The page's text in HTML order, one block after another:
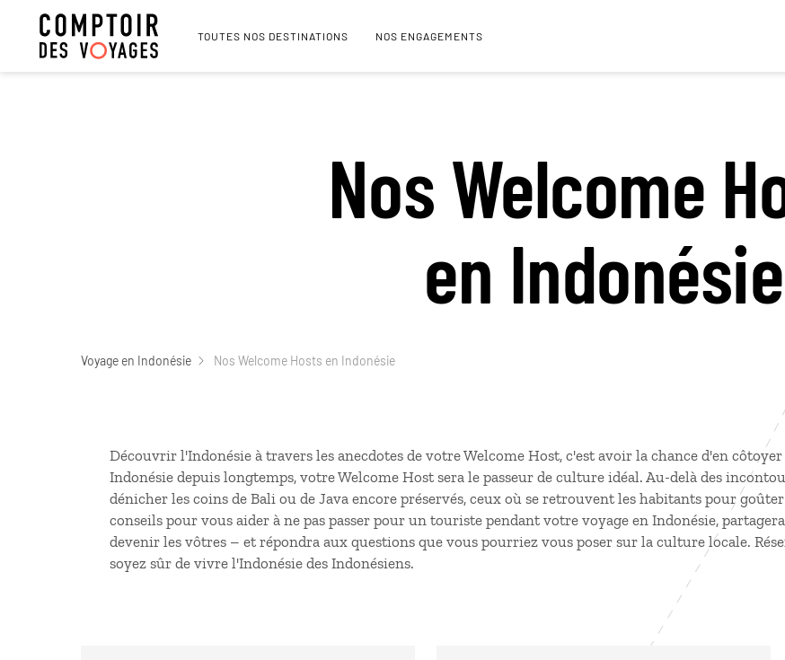
TOUTES NOS DESTINATIONS NOS ENGAGEMENTS
Nos Welcome
en Indonésie
Voyage en Indonésie Nos Welcome Hosts en Indonésie
Découvrir l'Indonésie à travers les anecdotes de votre Welcome Host, c'est avoir la chance d'en
Indonésie depuis longtemps, votre Welcome Host sera le passeur de culture idéal. Au-delà des
dénicher les coins de Bali ou de Java encore préservés, ceux où se retrouvent les habitants pour
conseils pour vous aider à ne pas passer pour un touriste pendant votre voyage en Indonésie,
devenir les vôtres – et répondra aux questions que vous pourriez vous poser sur la culture locale.
soyez sûr de vivre l'Indonésie des Indonésiens.